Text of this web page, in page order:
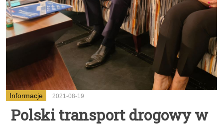
Informacje 2021-08-19
Polski transport drogowy w